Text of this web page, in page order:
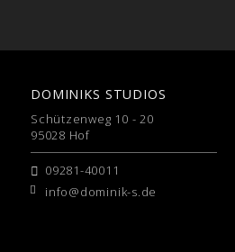
DOMINIKS STUDIOS
Schützenweg 10 - 20
95028 Hof
09281-40011
info@dominik-s.de